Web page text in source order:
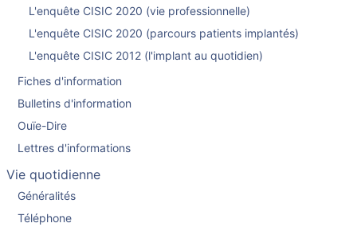
L'enquête CISIC 2020 (vie professionnelle)
L'enquête CISIC 2020 (parcours patients implantés)
L'enquête CISIC 2012 (l'implant au quotidien)
Fiches d'information
Bulletins d'information
Ouïe-Dire
Lettres d'informations
Vie quotidienne
Généralités
Téléphone